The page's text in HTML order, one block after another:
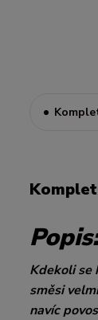
Popis:
Kdekoli se
směsi
navíc